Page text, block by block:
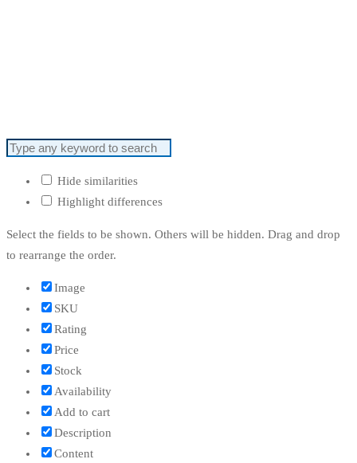
Hide similarities
Highlight differences
Select the fields to be shown. Others will be hidden. Drag and drop
to rearrange the order.
Image
SKU
Rating
Price
Stock
Availability
Add to cart
Description
Content